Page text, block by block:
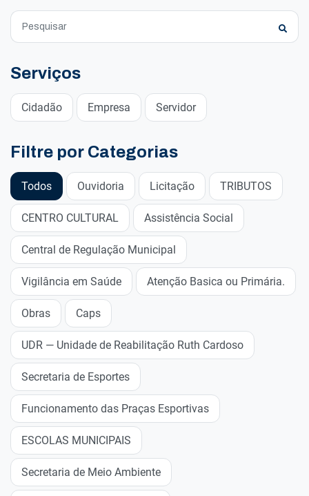
Serviços
Cidadão Empresa Servidor
Filtre por Categorias
Todos Ouvidoria Licitação TRIBUTOS
CENTRO CULTURAL Assistência Social
Central de Regulação Municipal
Vigilância em Saúde Atenção Basica ou Primária.
Obras Caps
UDR — Unidade de Reabilitação Ruth Cardoso
Secretaria de Esportes
Funcionamento das Praças Esportivas
ESCOLAS MUNICIPAIS
Secretaria de Meio Ambiente